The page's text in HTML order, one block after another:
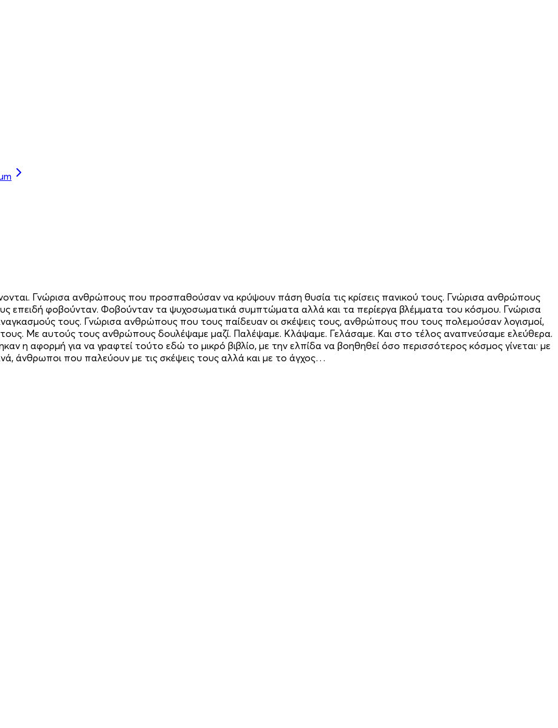
Γνώρισα ανθρώπους που προσπαθούσαν να κρύψουν πάση θυσία τις κρίσεις πανικού τους. Γνώρισα ανθρώπους
επειδή φοβούνταν. Φοβούνταν τα ψυχοσωματικά συμπτώματα αλλά και τα περίεργα βλέμματα του κόσμου. Γνώρισα
τους. Γνώρισα ανθρώπους που τους παίδευαν οι σκέψεις τους, ανθρώπους που τους πολεμούσαν λογισμοί,
Με αυτούς τους ανθρώπους δουλέψαμε μαζί. Παλέψαμε. Κλάψαμε. Γελάσαμε. Και στο τέλος αναπνεύσαμε ελεύθερα.
η αφορμή για να γραφτεί τούτο εδώ το μικρό βιβλίο, με την ελπίδα να βοηθηθεί όσο περισσότερος κόσμος γίνεται· με
άνθρωποι που παλεύουν με τις σκέψεις τους αλλά και με το άγχος…